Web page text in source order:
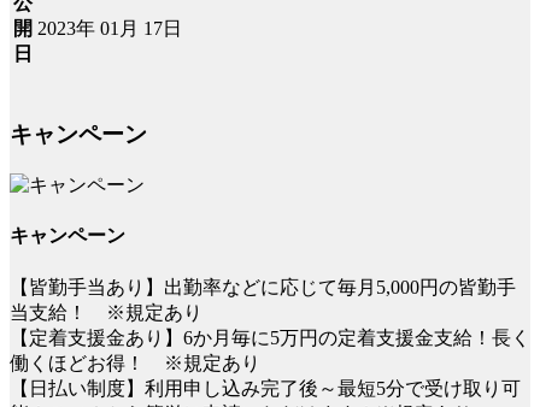
開
日
2023年 01月 17日
キャンペーン
キャンペーン
【皆勤手当あり】出勤率などに応じて毎月5,000円の皆勤手
当支給！ ※規定あり
【定着支援金あり】6か月毎に5万円の定着支援金支給！長く
働くほどお得！ ※規定あり
【日払い制度】利用申し込み完了後～最短5分で受け取り可